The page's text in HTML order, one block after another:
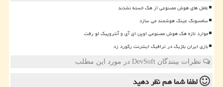
عامل های هوش مصنوعی از هک خسته نشدند
سامسونگ عینک هوشمند می سازد
موارد تازه هک هوش مصنوعی اوپن ای آی و آنتروپیک لو رفت
بازی ایران بلژیک در ترافیک اینترنت رکورد زد
نظرات بینندگان DevSoft در مورد این مطلب
لطفا شما همنظر دهید